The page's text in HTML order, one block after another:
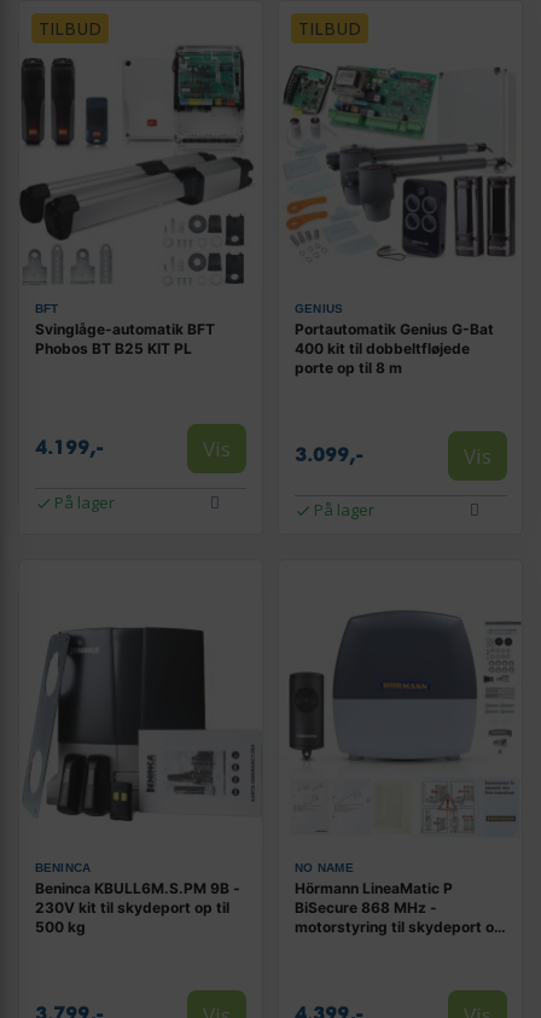
TILBUD
BFT
Svinglåge-automatik BFT
Phobos BT B25 KIT PL
4.199,- Vis
På lager
TILBUD
GENIUS
Portautomatik Genius G-Bat
400 kit til dobbeltfløjede
porte op til 8 m
3.099,- Vis
På lager
BENINCA
Beninca KBULL6M.S.PM 9B -
230V kit til skydeport op til
500 kg
NO NAME
Hörmann LineaMatic P
BiSecure 868 MHz -
motorstyring til skydeport op